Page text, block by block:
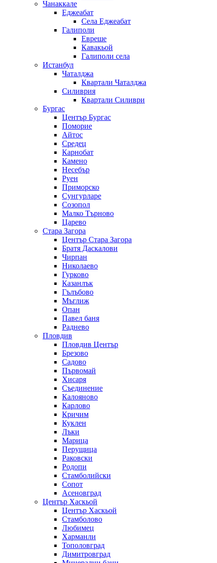
Чанаккале
Еджеабат
Села Еджеабат
Галиполи
Евреше
Кавакьой
Галиполи села
Истанбул
Чаталджа
Квартали Чаталджа
Силиврия
Квартали Силиври
Бургас
Център Бургас
Поморие
Айтос
Средец
Карнобат
Камено
Несебър
Руен
Приморско
Сунгурларе
Созопол
Малко Търново
Царево
Стара Загора
Център Стара Загора
Братя Даскалови
Чирпан
Николаево
Гурково
Казанлък
Гълъбово
Мъглиж
Опан
Павел баня
Раднево
Пловдив
Пловдив Център
Брезово
Садово
Първомай
Хисаря
Съединение
Калояново
Карлово
Кричим
Куклен
Лъки
Марица
Перущица
Раковски
Родопи
Стамболийски
Сопот
Асеновград
Център Хаскьой
Център Хаскьой
Стамболово
Любимец
Харманли
Тополовград
Димитровград